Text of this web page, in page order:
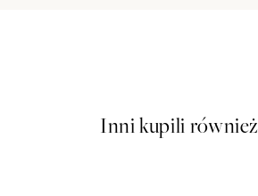
Inni kupili również